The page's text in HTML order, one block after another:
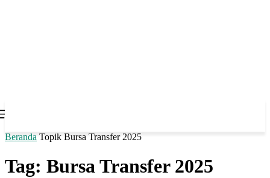
Beranda Topik Bursa Transfer 2025
Tag: Bursa Transfer 2025